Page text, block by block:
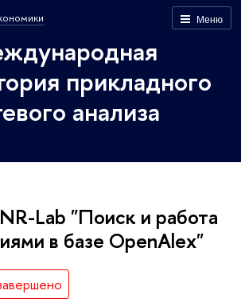
Меню
прикладного
анализа
Lab "Поиск и работа
в базе OpenAlex"